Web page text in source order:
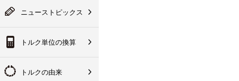
ニューストピックス
トルク単位の換算
トルクの由来
タ／チェッカ
代理店網
な使い方
方法など
その他
所について
り組みについて
：換算後のトルク値
会員登録が必要にな
会員登録